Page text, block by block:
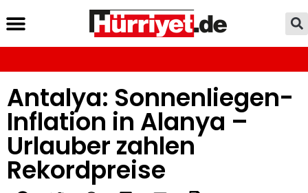
Antalya: Sonnenliegen-
Inflation in Alanya –
Urlauber zahlen
Rekordpreise